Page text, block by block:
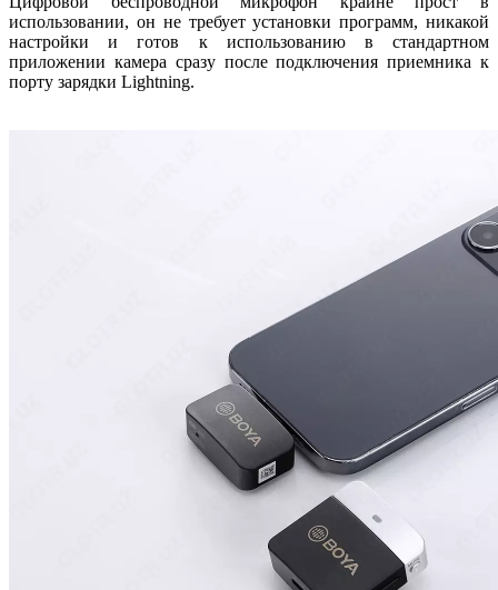
использовании, он не требует установки программ, никакой
настройки и готов к использованию в стандартном
приложении камера сразу после подключения приемника к
порту зарядки Lightning.